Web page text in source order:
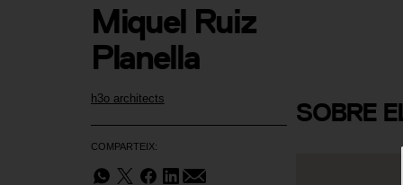
h3o architects
COMPARTEIX:
Miquel Ruiz
Planella
SOBRE